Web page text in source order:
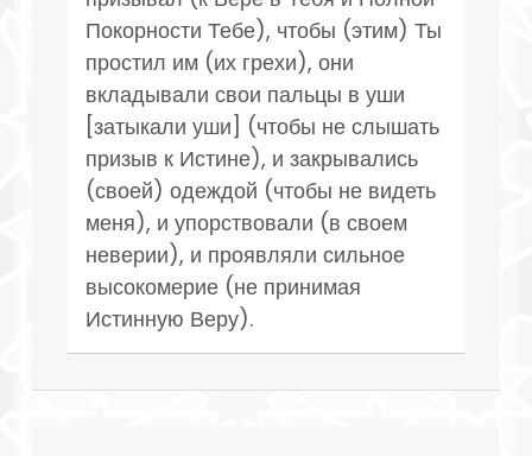
Покорности Тебе), чтобы (этим) Ты
простил им (их грехи), они
вкладывали свои пальцы в уши
[затыкали уши] (чтобы не слышать
призыв к Истине), и закрывались
(своей) одеждой (чтобы не видеть
меня), и упорствовали (в своем
неверии), и проявляли сильное
высокомерие (не принимая
Истинную Веру).